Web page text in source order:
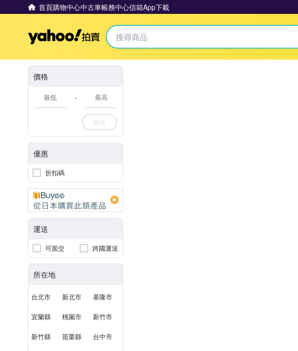
首頁購物中心中古車帳務中心信箱App下載
Yahoo拍賣
價格
-
確定
優惠
折扣碼
運送
可面交 跨國運送
所在地
台北市 新北市 基隆市
宜蘭縣 桃園市 新竹市
新竹縣 苗栗縣 台中市